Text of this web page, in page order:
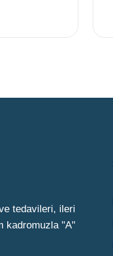
tedavileri, ileri
kadromuzla "A"